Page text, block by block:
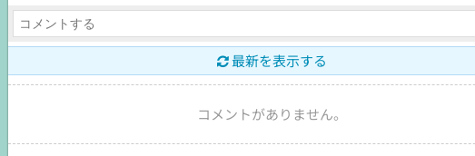
最新を表示する
コメントがありません。